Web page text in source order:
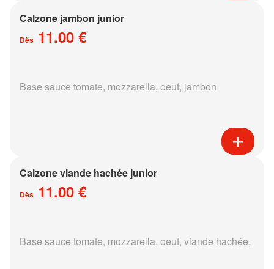
Calzone jambon junior
Dès 11.00 €
Base sauce tomate, mozzarella, oeuf, jambon
Calzone viande hachée junior
Dès 11.00 €
Base sauce tomate, mozzarella, oeuf, viande hachée,